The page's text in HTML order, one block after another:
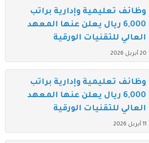
وظائف تعليمية وإدارية براتب
6,000 ريال يعلن عنها المعهد
العالي للتقنيات الورقية
20 أبريل 2026
وظائف تعليمية وإدارية براتب
6,000 ريال يعلن عنها المعهد
العالي للتقنيات الورقية
11 أبريل 2026